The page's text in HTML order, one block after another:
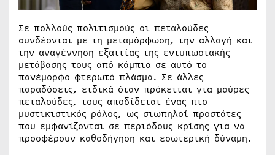
Σε πολλούς πολιτισμούς οι πεταλούδες
συνδέονται με τη μεταμόρφωση, την αλλαγή και
την αναγέννηση εξαιτίας της εντυπωσιακής
μετάβασης τους από κάμπια σε αυτό το
πανέμορφο φτερωτό πλάσμα. Σε άλλες
παραδόσεις, ειδικά όταν πρόκειται για μαύρες
πεταλούδες, τους αποδίδεται ένας πιο
μυστικιστικός ρόλος, ως σιωπηλοί προστάτες
που εμφανίζονται σε περιόδους κρίσης για να
προσφέρουν καθοδήγηση και εσωτερική δύναμη.